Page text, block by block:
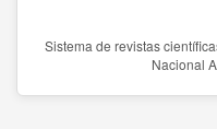
Sistema de revistas
Nacional